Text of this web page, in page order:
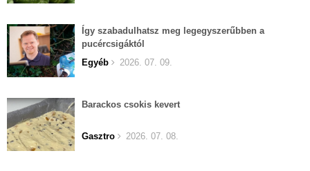
Így szabadulhatsz meg legegyszerűbben a
pucércsigáktól
Egyéb
2026. 07. 09.
Barackos csokis kevert
Gasztro 2026. 07. 08.